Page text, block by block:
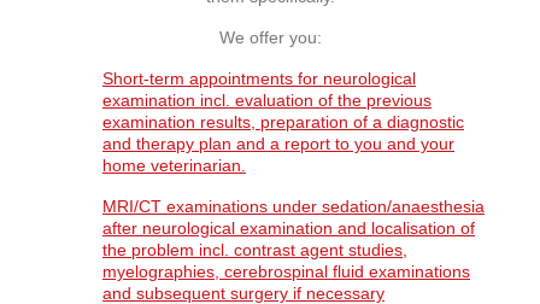
We offer you:
Short-term appointments for neurological
examination incl. evaluation of the previous
examination results, preparation of a diagnostic
and therapy plan and a report to you and your
home veterinarian.
MRI/CT examinations under sedation/anaesthesia
after neurological examination and localisation of
the problem incl. contrast agent studies,
myelographies, cerebrospinal fluid examinations
and subsequent surgery if necessary